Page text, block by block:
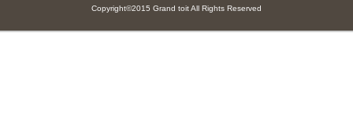
Copyright©2015 Grand toit All Rights Reserved